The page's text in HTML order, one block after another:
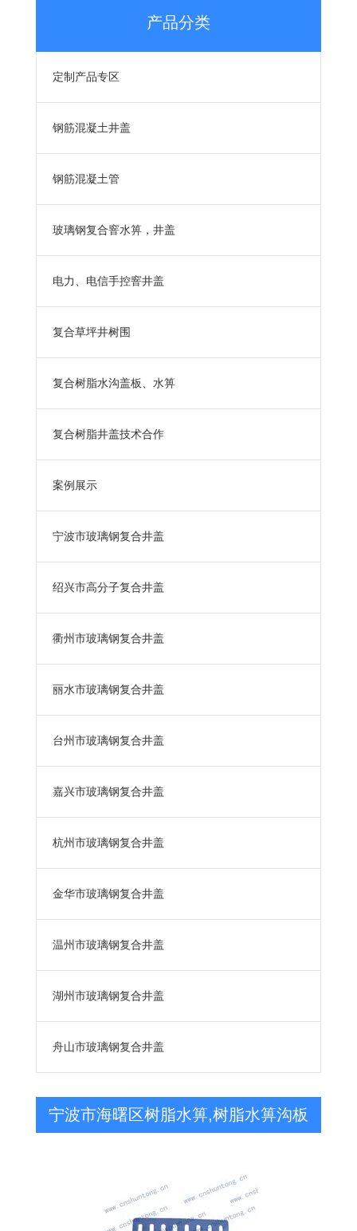
产品分类
定制产品专区
钢筋混凝土井盖
钢筋混凝土管
玻璃钢复合窨水箅，井盖
电力、电信手控窨井盖
复合草坪井树围
复合树脂水沟盖板、水箅
复合树脂井盖技术合作
案例展示
宁波市玻璃钢复合井盖
绍兴市高分子复合井盖
衢州市玻璃钢复合井盖
丽水市玻璃钢复合井盖
台州市玻璃钢复合井盖
嘉兴市玻璃钢复合井盖
杭州市玻璃钢复合井盖
金华市玻璃钢复合井盖
温州市玻璃钢复合井盖
湖州市玻璃钢复合井盖
舟山市玻璃钢复合井盖
宁波市海曙区树脂水箅,树脂水箅沟板